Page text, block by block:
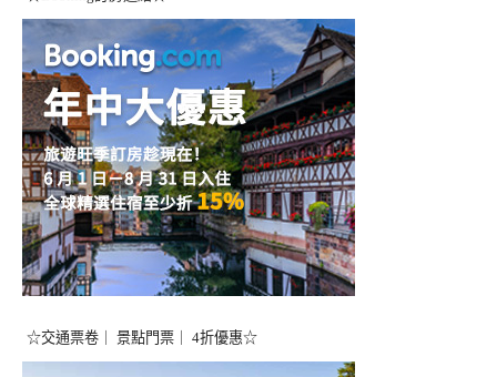
☆交通票卷｜ 景點門票｜ 4折優惠☆